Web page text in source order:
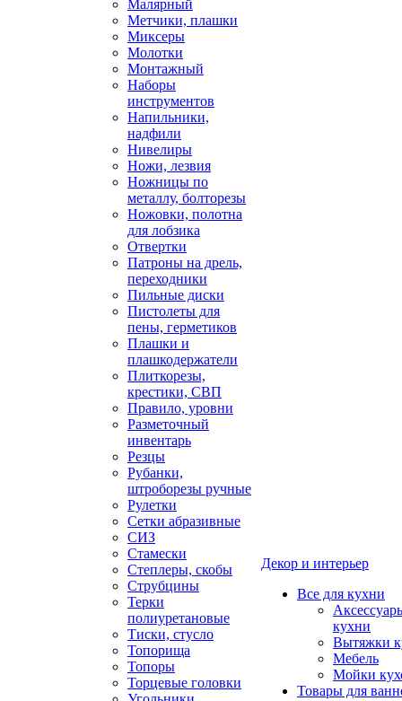
Малярный
Метчики, плашки
Миксеры
Молотки
Монтажный
Наборы
инструментов
Напильники,
надфили
Нивелиры
Ножи, лезвия
Ножницы по
металлу, болторезы
Ножовки, полотна
для лобзика
Отвертки
Патроны на дрель,
переходники
Пильные диски
Пистолеты для
пены, герметиков
Плашки и
плашкодержатели
Плиткорезы,
крестики, СВП
Правило, уровни
Разметочный
инвентарь
Резцы
Рубанки,
штроборезы ручные
Рулетки
Сетки абразивные
СИЗ
Стамески
Степлеры, скобы
Струбцины
Терки
полиуретановые
Тиски, стусло
Топорища
Топоры
Торцевые головки
Декор и интерьер
Все для кухни
кухни
Вытяжки
Мебель
Мойки
Товары для